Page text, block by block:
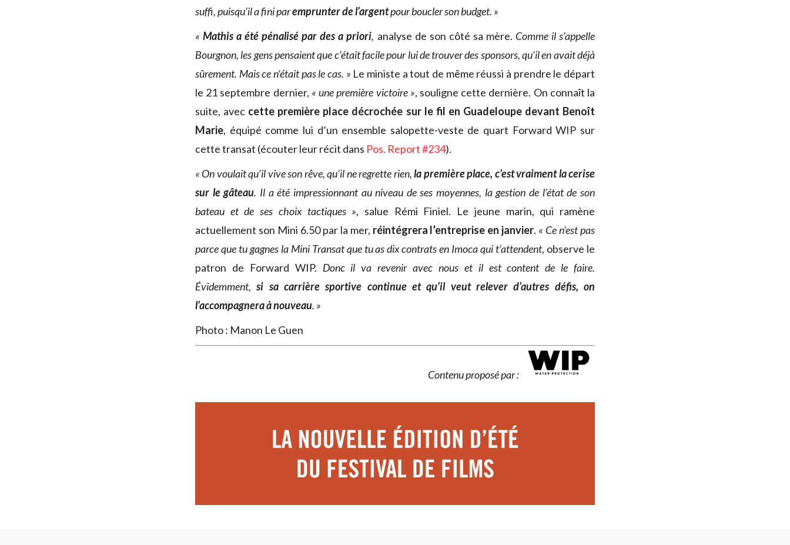
suffi, puisqu’il a fini paremprunter de l’argentpour boucler son budget. »
«Mathis a été pénalisé par des a priori, analyse de son côté sa mère. Comme il s’appelle
Bourgnon, les gens pensaient que c’était facile pour lui de trouver des sponsors, qu’il en avait déjà
sûrement. Mais ce n’était pas le cas. » Le ministe a tout de même réussi à prendre le départ
le 21 septembre dernier, « une première victoire », souligne cette dernière. On connaît la
suite, avec cette première place décrochée sur le fil en Guadeloupe devant Benoît
Marie, équipé comme lui d’un ensemble salopette-veste de quart Forward WIP sur
cette transat (écouter leur récit dans Pos. Report #234).
« On voulait qu’il vive son rêve, qu’il ne regrette rien,la première place, c’est vraiment la cerise
sur le gâteau. Il a été impressionnant au niveau de ses moyennes, la gestion de l’état de son
bateau et de ses choix tactiques », salue Rémi Finiel. Le jeune marin, qui ramène
actuellement son Mini 6.50 par la mer, réintégrera l’entreprise en janvier. « Ce n’est pas
parce que tu gagnes la Mini Transat que tu as dix contrats en Imoca qui t’attendent, observe le
patron de Forward WIP. Donc il va revenir avec nous et il est content de le faire.
Évidemment,si sa carrière sportive continue et qu’il veut relever d’autres défis, on
l’accompagnera à nouveau. »
Photo : Manon Le Guen
Contenu proposé par :